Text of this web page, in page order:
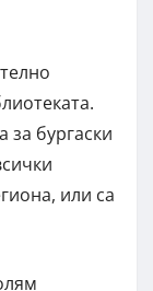
за бургаски
или са